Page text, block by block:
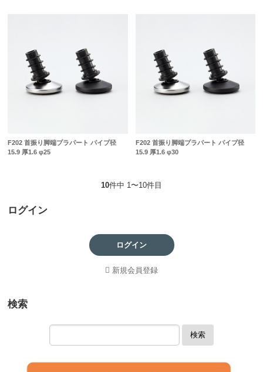
F202 首振り脚端プラパート パイプ径
15.9 厚1.6 φ25
F202 首振り脚端プラパート パイプ径
15.9 厚1.6 φ30
10件中 1〜10件目
ログイン
ログイン
新規会員登録
検索
検索